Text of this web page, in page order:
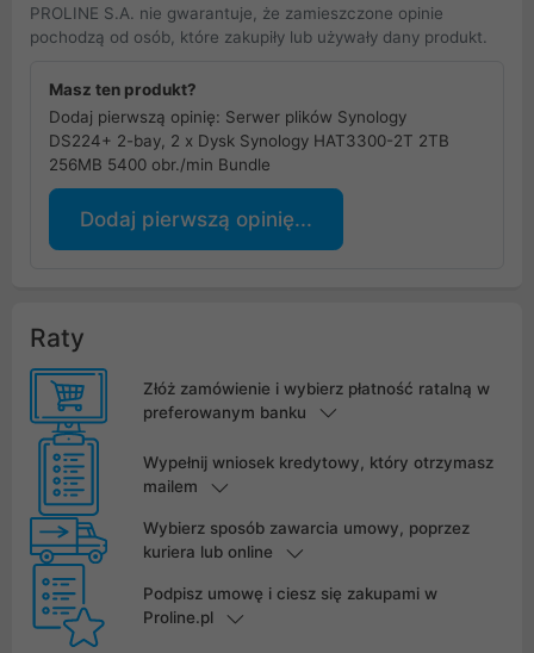
PROLINE S.A. nie gwarantuje, że zamieszczone opinie
pochodzą od osób, które zakupiły lub używały dany produkt.
Masz ten produkt?
Dodaj pierwszą opinię: Serwer plików Synology
DS224+ 2-bay, 2 x Dysk Synology HAT3300-2T 2TB
256MB 5400 obr./min Bundle
Dodaj pierwszą opinię...
Raty
Złóż zamówienie i wybierz płatność ratalną w
preferowanym banku
Wypełnij wniosek kredytowy, który otrzymasz
mailem
Wybierz sposób zawarcia umowy, poprzez
kuriera lub online
Podpisz umowę i ciesz się zakupami w
Proline.pl